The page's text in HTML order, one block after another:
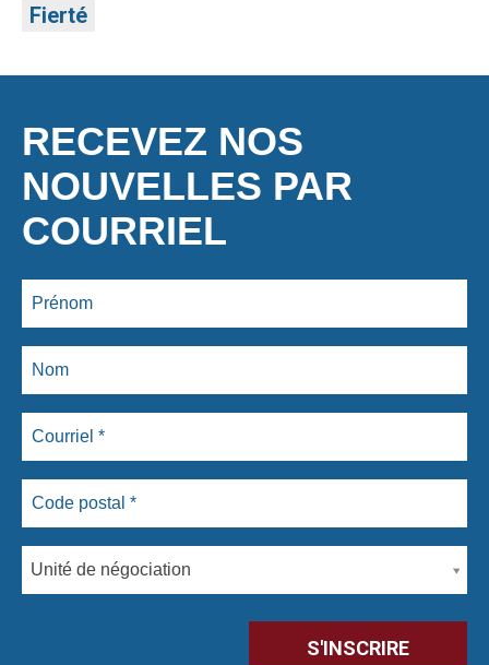
Fierté
RECEVEZ NOS
NOUVELLES PAR
COURRIEL
Unité de négociation